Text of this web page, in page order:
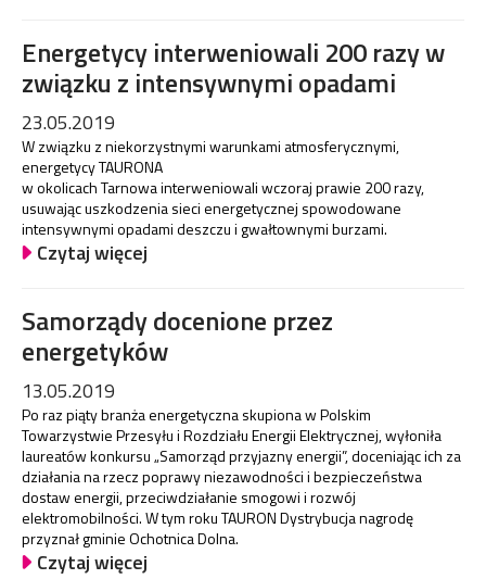
Energetycy interweniowali 200 razy w
związku z intensywnymi opadami
23.05.2019
W związku z niekorzystnymi warunkami atmosferycznymi,
energetycy TAURONA
w okolicach Tarnowa interweniowali wczoraj prawie 200 razy,
usuwając uszkodzenia sieci energetycznej spowodowane
intensywnymi opadami deszczu i gwałtownymi burzami.
Czytaj więcej
Samorządy docenione przez
energetyków
13.05.2019
Po raz piąty branża energetyczna skupiona w Polskim
Towarzystwie Przesyłu i Rozdziału Energii Elektrycznej, wyłoniła
laureatów konkursu „Samorząd przyjazny energii”, doceniając ich za
działania na rzecz poprawy niezawodności i bezpieczeństwa
dostaw energii, przeciwdziałanie smogowi i rozwój
elektromobilności. W tym roku TAURON Dystrybucja nagrodę
przyznał gminie Ochotnica Dolna.
Czytaj więcej